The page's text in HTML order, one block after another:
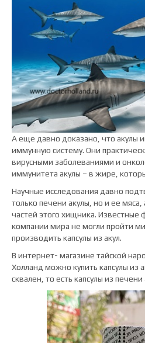
А еще давно доказано, что акулы
иммунную систему. Они
вирусными заболеваниями и
иммунитета акулы – в жире,
Научные исследования давно
только печени акулы, но и ее
частей этого хищника. Известные
компании мира не могли пройти
производить капсулы из акул.
В интернет- магазине тайской
Холланд можно купить капсулы из
сквален, то есть капсулы из печени